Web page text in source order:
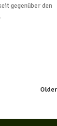
gegenüber den
Older